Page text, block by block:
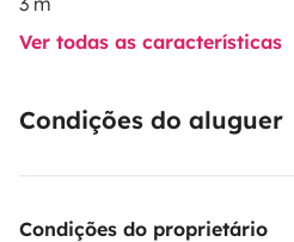
Ver todas as características
Condições do aluguer
Condições do proprietário